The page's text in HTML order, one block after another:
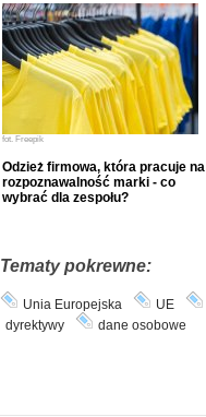
fot. Freepik
Odzież firmowa, która pracuje na
rozpoznawalność marki - co
wybrać dla zespołu?
Tematy pokrewne:
Unia Europejska UE
dyrektywy
dane osobowe